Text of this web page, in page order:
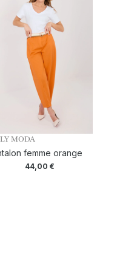
MODA
femme orange
44,00 €